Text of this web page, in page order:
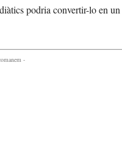
podria convertir-lo en
-